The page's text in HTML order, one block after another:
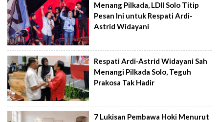
Menang Pilkada, LDII Solo Titip
Pesan Ini untuk Respati Ardi-
Astrid Widayani
Respati Ardi-Astrid Widayani Sah
Menangi Pilkada Solo, Teguh
Prakosa Tak Hadir
7 Lukisan Pembawa Hoki Menurut